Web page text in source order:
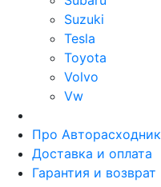
Suzuki
Tesla
Toyota
Volvo
Vw
Про Авторасходник
Доставка и оплата
Гарантия и возврат